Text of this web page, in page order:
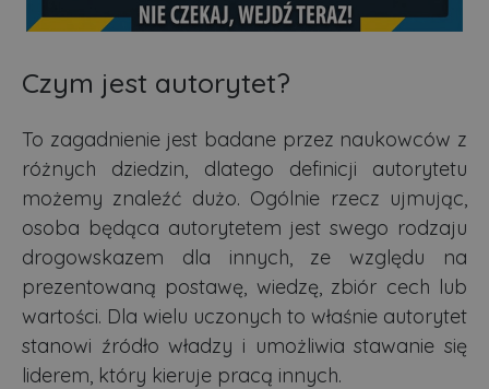
Czym jest autorytet?
To zagadnienie jest badane przez naukowców z
różnych dziedzin, dlatego definicji autorytetu
możemy znaleźć dużo. Ogólnie rzecz ujmując,
osoba będąca autorytetem jest swego rodzaju
drogowskazem dla innych, ze względu na
prezentowaną postawę, wiedzę, zbiór cech lub
wartości. Dla wielu uczonych to właśnie autorytet
stanowi źródło władzy i umożliwia stawanie się
liderem, który kieruje pracą innych.